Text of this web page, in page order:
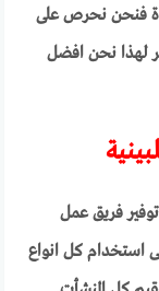
فنحن نحرص على
لهذا نحن افضل
فريق عمل
استخدام كل انواع